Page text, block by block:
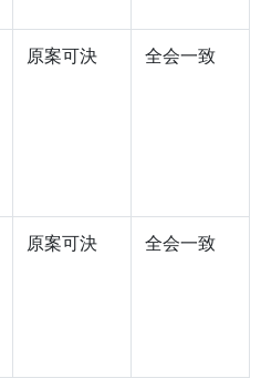
原案可決 全会一致
原案可決 全会一致